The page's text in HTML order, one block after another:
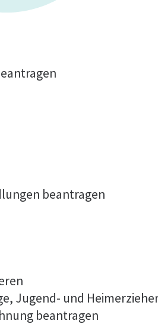
beantragen
Jugend- und
beantragen